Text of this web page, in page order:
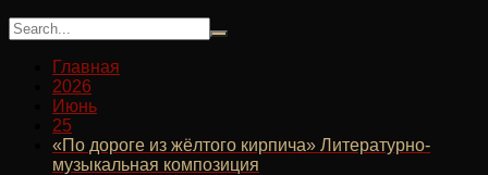
Главная
2026
Июнь
25
«По дороге из жёлтого кирпича» Литературно-
музыкальная композиция